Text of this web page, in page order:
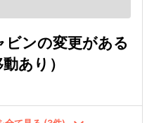
ビンの変更がある
あり）